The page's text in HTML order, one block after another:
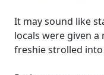
It may sound like
locals were given
freshie strolled